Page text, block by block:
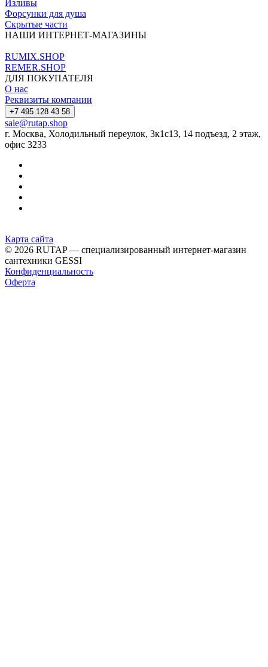
Изливы
Форсунки для душа
Скрытые части
НАШИ ИНТЕРНЕТ-МАГАЗИНЫ
RUMIX.SHOP
REMER.SHOP
ДЛЯ ПОКУПАТЕЛЯ
О нас
Реквизиты компании
+7 495 128 43 58
sale@rutap.shop
г. Москва, Холодильный переулок, 3к1с13, 14 подъезд, 2 этаж,
офис 3233
Карта сайта
© 2026 RUTAP — специализированный интернет-магазин
сантехники GESSI
Конфиденциальность
Оферта